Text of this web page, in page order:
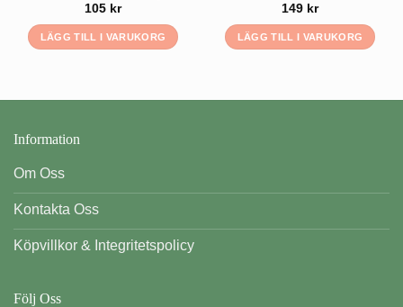
105 kr
LÄGG TILL I VARUKORG
149 kr
LÄGG TILL I VARUKORG
Information
Om Oss
Kontakta Oss
Köpvillkor & Integritetspolicy
Följ Oss